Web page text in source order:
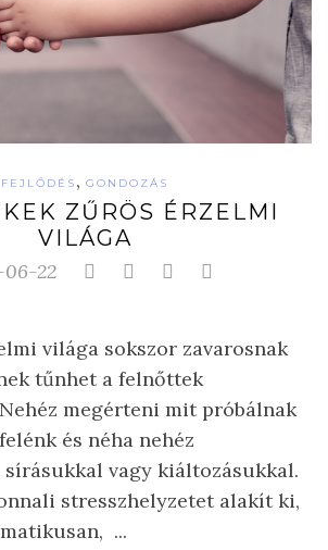
FEJLŐDÉS , GONDOZÁS
ZŰRÖS ÉRZELMI
VILÁGA
06-22
világa sokszor zavarosnak
tűnhet a felnőttek
megérteni mit próbálnak
és néha nehéz
vagy kiáltozásukkal.
stresszhelyzetet alakít ki,
...